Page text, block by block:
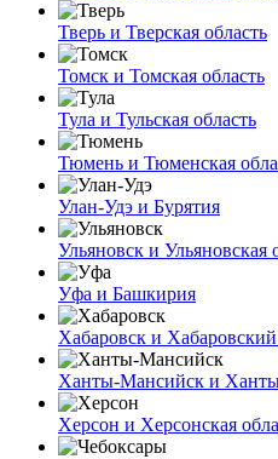
Тверь и Тверская область
Томск и Томская область
Тула и Тульская область
Тюмень и Тюменская
Улан-Удэ и Бурятия
Ульяновск и Ульяновская
Уфа и Башкирия
Хабаровск и
Ханты-Мансийск и
Херсон и Херсонская